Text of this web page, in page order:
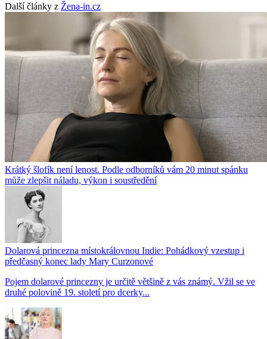
Další články z Žena-in.cz
Krátký šlofík není lenost. Podle odborníků vám 20 minut spánku
může zlepšit náladu, výkon i soustředění
Dolarová princezna místokrálovnou Indie: Pohádkový vzestup i
předčasný konec lady Mary Curzonové
Pojem dolarové princezny je určitě většině z vás známý. Vžil se ve
druhé polovině 19. století pro dcerky...